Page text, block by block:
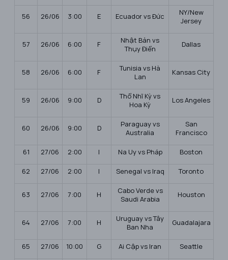
56 26/06 3:00 E Ecuador vs Đức
NY/New
Jersey
57 26/06 6:00 F
Nhật Bản vs
Thụy Điển
Dallas
58 26/06 6:00 F
Tunisia vs Hà
Lan
Kansas City
59 26/06 9:00 D
Thổ Nhĩ Kỳ vs
Hoa Kỳ
Los Angeles
60 26/06 9:00 D
Paraguay vs
Australia
San
Francisco
61 27/06 2:00 I Na Uy vs Pháp Boston
62 27/06 2:00 I Senegal vs Iraq Toronto
63 27/06 7:00 H
Cabo Verde vs
Saudi Arabia
Houston
64 27/06 7:00 H
Uruguay vs Tây
Ban Nha
Guadalajara
65 27/06 10:00 G Ai Cập vs Iran Seattle